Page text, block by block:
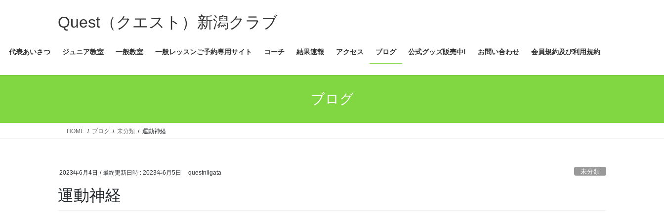
ス
ン
Quest（クエスト）新潟クラブ
代表あいさつ ジュニア教室 一般教室 一般レッスンご予約専用サイト コーチ 結果速報 アクセス ブログ 公式グッズ販売中! お問い合わせ 会員規約及び利用規約
ブログ
HOME ブログ 未分類 運動神経
2023年6月4日 / 最終更新日時 : 2023年6月5日 questniigata 未分類
運動神経